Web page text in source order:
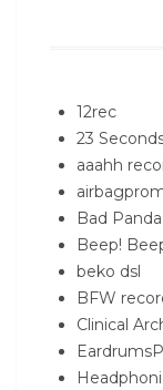
12rec
23
aaahh
Bad
Beep!
beko dsl
BFW
Clinical